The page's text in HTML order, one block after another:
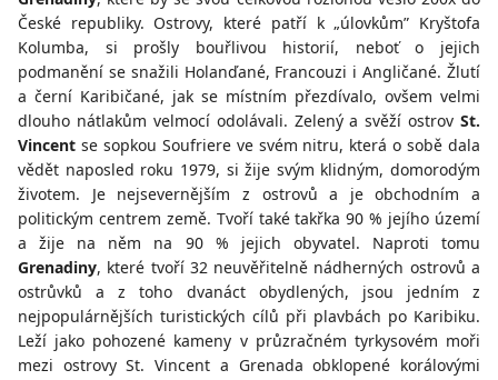
České republiky. Ostrovy, které patří k „úlovkům” Kryštofa
Kolumba, si prošly bouřlivou historií, neboť o jejich
podmanění se snažili Holanďané, Francouzi i Angličané. Žlutí
a černí Karibičané, jak se místním přezdívalo, ovšem velmi
dlouho nátlakům velmocí odolávali. Zelený a svěží ostrov St.
Vincent se sopkou Soufriere ve svém nitru, která o sobě dala
vědět naposled roku 1979, si žije svým klidným, domorodým
životem. Je nejsevernějším z ostrovů a je obchodním a
politickým centrem země. Tvoří také takřka 90 % jejího území
a žije na něm na 90 % jejich obyvatel. Naproti tomu
Grenadiny, které tvoří 32 neuvěřitelně nádherných ostrovů a
ostrůvků a z toho dvanáct obydlených, jsou jedním z
nejpopulárnějších turistických cílů při plavbách po Karibiku.
Leží jako pohozené kameny v průzračném tyrkysovém moři
mezi ostrovy St. Vincent a Grenada obklopené korálovými